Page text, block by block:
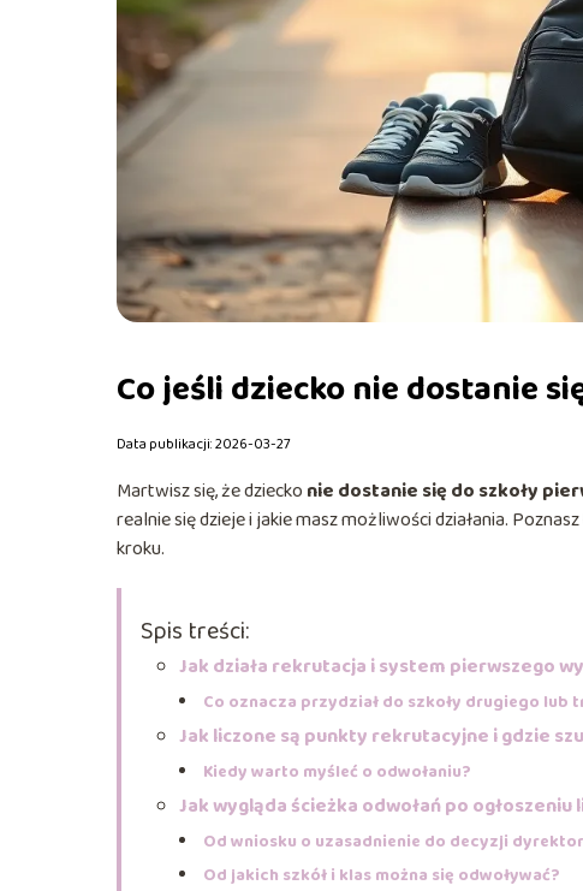
Co jeśli dziecko nie dostanie
Data publikacji: 2026-03-27
Martwisz się, że dziecko nie dostanie się do szkoły
realnie się dzieje i jakie masz możliwości działania.
kroku.
Spis treści:
Jak działa rekrutacja i system pierwszego
Co oznacza przydział do szkoły drugiego lub
Jak liczone są punkty rekrutacyjne i gdzie
Kiedy warto myśleć o odwołaniu?
Jak wygląda ścieżka odwołań po ogłoszeniu
Od wniosku o uzasadnienie do decyzji
Od jakich szkół i klas można się odwoływać?